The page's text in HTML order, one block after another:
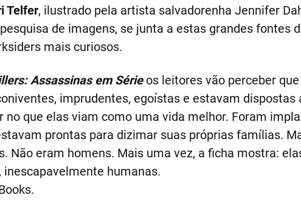
Telfer, ilustrado pela artista salvadorenha Jennifer
de imagens, se junta a estas grandes fontes
mais curiosos.
Assassinas em Sérieos leitores vão perceber
imprudentes, egoístas e estavam dispostas
no que elas viam como uma vida melhor. Foram
prontas para dizimar suas próprias famílias.
Não eram homens. Mais uma vez, a ficha mostra:
humanas.